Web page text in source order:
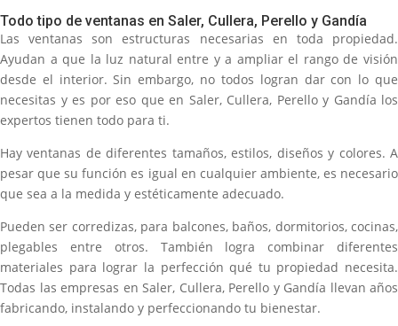
Todo tipo de ventanas en Saler, Cullera, Perello y Gandía
Las ventanas son estructuras necesarias en toda propiedad.
Ayudan a que la luz natural entre y a ampliar el rango de visión
desde el interior. Sin embargo, no todos logran dar con lo que
necesitas y es por eso que en Saler, Cullera, Perello y Gandía los
expertos tienen todo para ti.
Hay ventanas de diferentes tamaños, estilos, diseños y colores. A
pesar que su función es igual en cualquier ambiente, es necesario
que sea a la medida y estéticamente adecuado.
Pueden ser corredizas, para balcones, baños, dormitorios, cocinas,
plegables entre otros. También logra combinar diferentes
materiales para lograr la perfección qué tu propiedad necesita.
Todas las empresas en Saler, Cullera, Perello y Gandía llevan años
fabricando, instalando y perfeccionando tu bienestar.